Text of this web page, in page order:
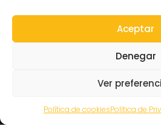
Aceptar
Denegar
Ver
Política de cookiesPolítica de
Copyright © 2026 Museo
Declaración de